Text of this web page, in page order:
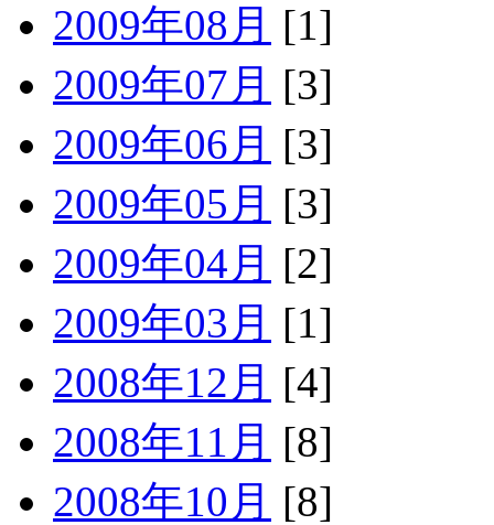
2009年08月 [1]
2009年07月 [3]
2009年06月 [3]
2009年05月 [3]
2009年04月 [2]
2009年03月 [1]
2008年12月 [4]
2008年11月 [8]
2008年10月 [8]